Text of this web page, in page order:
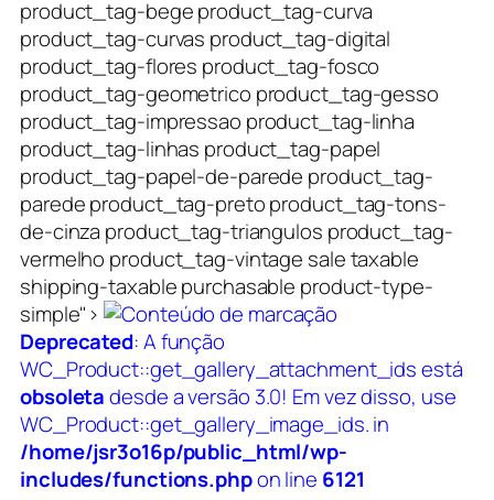
product_tag-bege product_tag-curva
product_tag-curvas product_tag-digital
product_tag-flores product_tag-fosco
product_tag-geometrico product_tag-gesso
product_tag-impressao product_tag-linha
product_tag-linhas product_tag-papel
product_tag-papel-de-parede product_tag-
parede product_tag-preto product_tag-tons-
de-cinza product_tag-triangulos product_tag-
vermelho product_tag-vintage sale taxable
shipping-taxable purchasable product-type-
simple">
Deprecated: A função
WC_Product::get_gallery_attachment_ids está
obsoletadesde a versão 3.0! Em vez disso, use
WC_Product::get_gallery_image_ids. in
/home/jsr3o16p/public_html/wp-
includes/functions.phpon line 6121